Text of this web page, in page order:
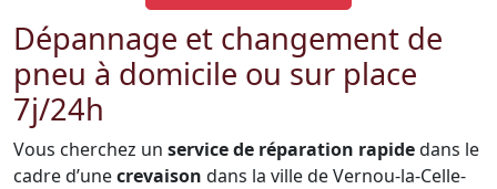
Dépannage et changement de
pneu à domicile ou sur place
7j/24h
Vous cherchez un service de réparation rapidedans le
cadre d’unecrevaison dans la ville de Vernou-la-Celle-